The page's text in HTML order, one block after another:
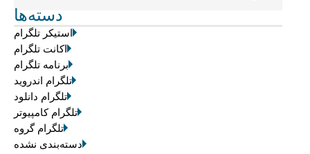
دسته‌ها
استیکر تلگرام
اکانت تلگرام
برنامه تلگرام
تلگرام اندروید
تلگرام دانلود
تلگرام کامپیوتر
تلگرام گروه
دسته‌بندی نشده